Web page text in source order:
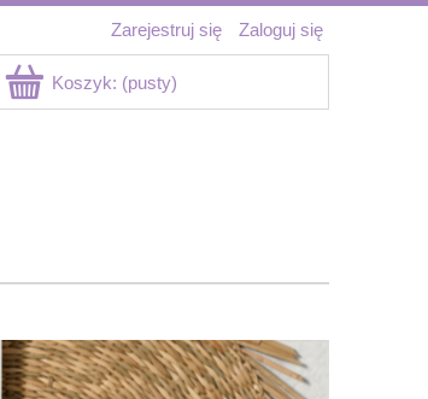
Zarejestruj się Zaloguj się
Koszyk: (pusty)